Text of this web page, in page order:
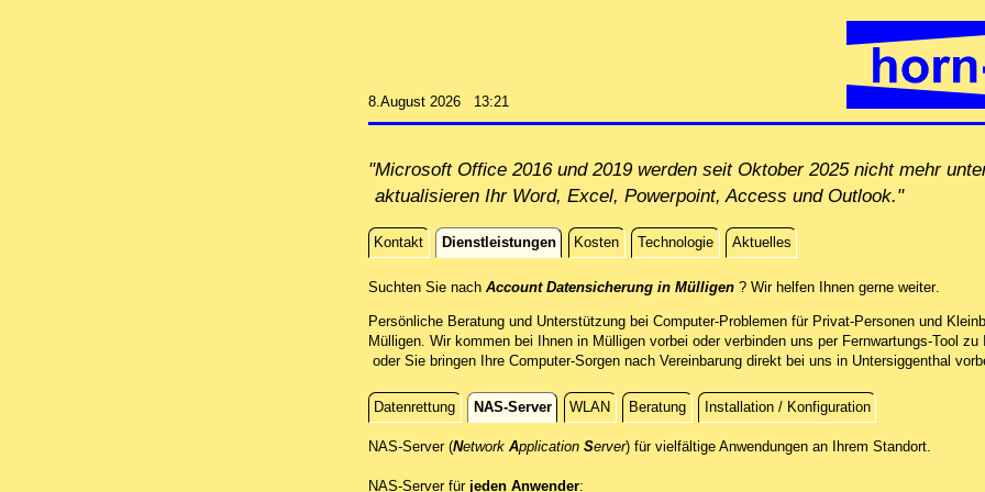
8.August 2026 13:21
"Microsoft Office 2016 und 2019 werden seit Oktober 2025 nicht mehr
aktualisieren Ihr Word, Excel, Powerpoint, Access und Outlook."
Kontakt Dienstleistungen Kosten Technologie Aktuelles
Dienstleistungen
Suchten Sie nach Account Datensicherung in Mülligen? Wir helfen Ihnen gerne weiterdirekt
.
Persönliche Beratung und Unterstützung bei Computer-Problemen für Privat-Personen und
Mülligen. Wir kommen bei Ihnen in Mülligen vorbei oder verbinden uns per Fernwartungs-Tool
oder Sie bringen Ihre Computer-Sorgen nach Vereinbarung direkt bei uns in Untersiggenthal
Datenrettung NAS-Server WLAN Beratung Installation / Konfiguration
NAS-Server
NAS-Server (Network Application Server) für vielfältige Anwendungen an Ihrem Standort.
NAS-Server für jeden Anwender: